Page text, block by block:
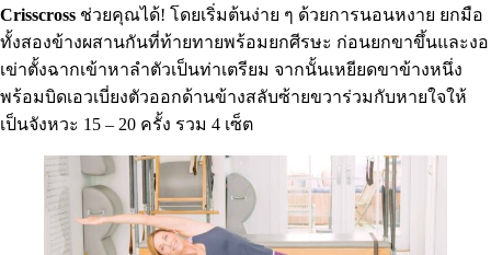
Crisscross ช่วยคุณได้! โดยเริ่มต้นง่าย ๆ ด้วยการนอนหงาย ยกมือ
ทั้งสองข้างผสานกันที่ท้ายทายพร้อมยกศีรษะ ก่อนยกขาขึ้นและงอ
เข่าตั้งฉากเข้าหาลำตัวเป็นท่าเตรียม จากนั้นเหยียดขาข้างหนึ่ง
พร้อมบิดเอวเบี่ยงตัวออกด้านข้างสลับซ้ายขวาร่วมกับหายใจให้
เป็นจังหวะ 15 – 20 ครั้ง รวม 4 เซ็ต